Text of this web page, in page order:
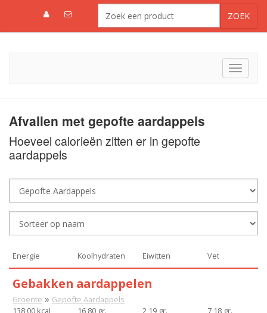
Toggle
Afvallen met gepofte aardappels
Hoeveel calorieën zitten er in gepofte
aardappels
Energie Koolhydraten Eiwitten Vet
Gebakken aardappelen
Groente » Gepofte Aardappels
138,00 kcal
16,80 gr. 2,19 gr. 7,18 gr.